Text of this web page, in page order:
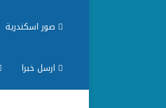
صور اسكندرية
ارسل خبرا